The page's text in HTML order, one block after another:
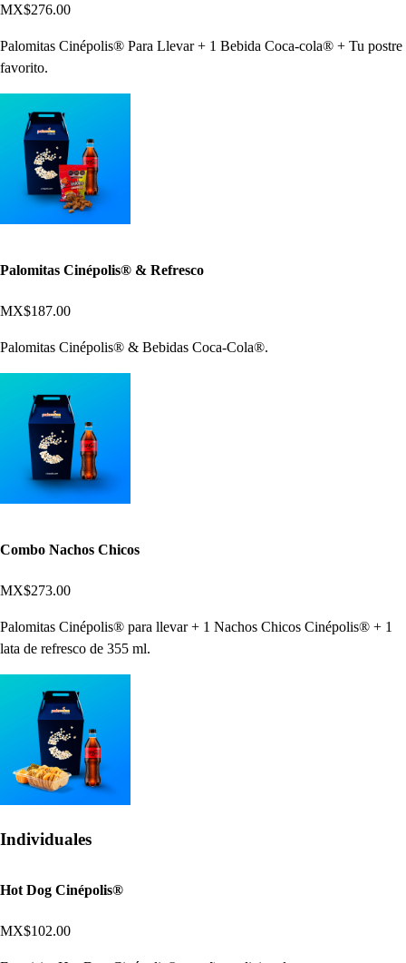
MX$276.00
Palomitas Cinépolis® Para Llevar + 1 Bebida Coca-cola® + Tu postre
favorito.
Palomitas Cinépolis® & Refresco
MX$187.00
Palomitas Cinépolis® & Bebidas Coca-Cola®.
Combo Nachos Chicos
MX$273.00
Palomitas Cinépolis® para llevar + 1 Nachos Chicos Cinépolis® + 1
lata de refresco de 355 ml.
Individuales
Hot Dog Cinépolis®
MX$102.00